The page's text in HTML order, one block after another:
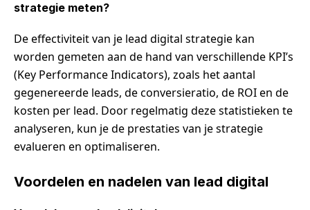
strategie meten?
De effectiviteit van je lead digital strategie kan
worden gemeten aan de hand van verschillende KPI’s
(Key Performance Indicators), zoals het aantal
gegenereerde leads, de conversieratio, de ROI en de
kosten per lead. Door regelmatig deze statistieken te
analyseren, kun je de prestaties van je strategie
evalueren en optimaliseren.
Voordelen en nadelen van lead digital